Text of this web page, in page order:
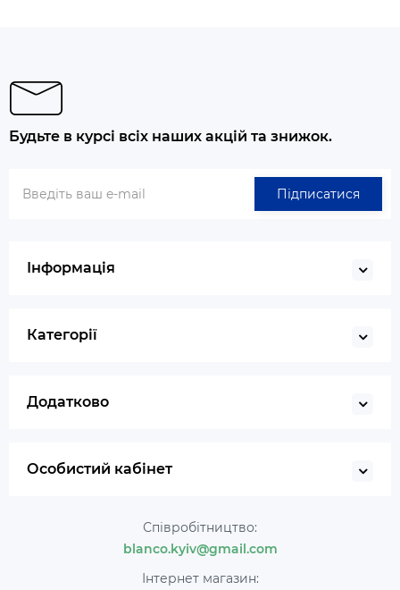
Будьте в курсі всіх наших акцій та знижок.
Підписатися
Інформація
Категорії
Додатково
Особистий кабінет
Співробітництво:
blanco.kyiv@gmail.com
Інтернет магазин: